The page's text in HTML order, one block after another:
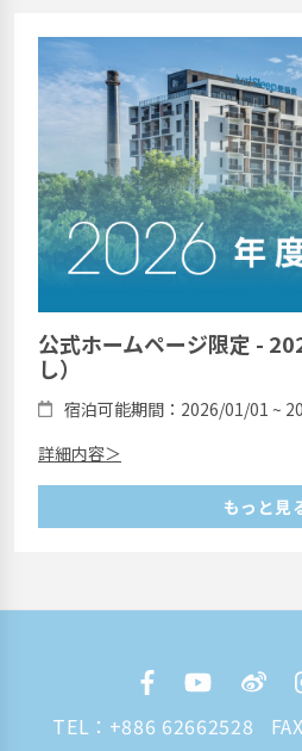
公式ホームページ限定 -
し）
宿泊可能期間：2026/01/01 ~
詳細内容＞
もっと見
TEL： +886 62662528